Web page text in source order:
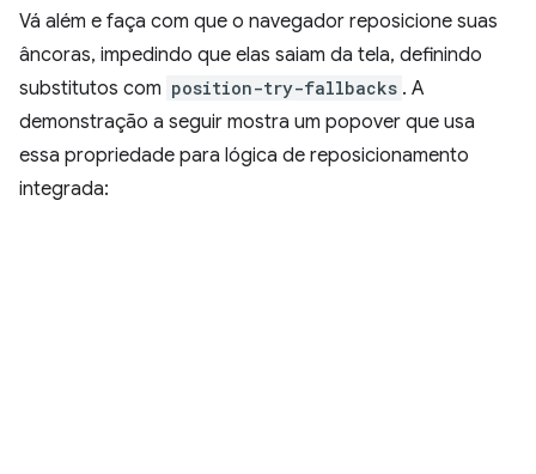
Vá além e faça com que o navegador reposicione suas
âncoras, impedindo que elas saiam da tela, definindo
substitutos com position-try-fallbacks . A
demonstração a seguir mostra um popover que usa
essa propriedade para lógica de reposicionamento
integrada: